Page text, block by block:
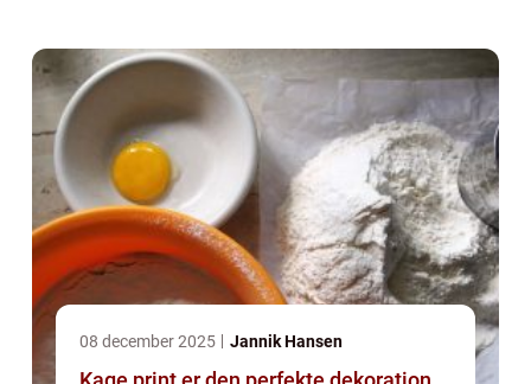
08 december 2025 Jannik Hansen